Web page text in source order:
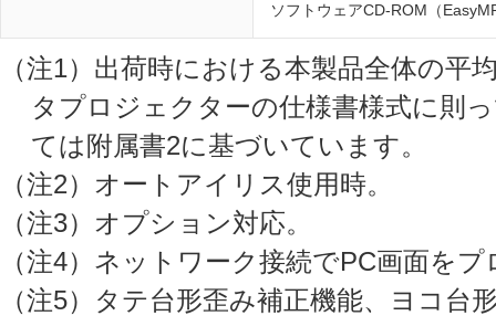
ソフトウェアCD-ROM（
（注1）出荷時における本製品全体の
タプロジェクターの仕様書様式に則
ては附属書2に基づいています。
（注2）オートアイリス使用時。
（注3）オプション対応。
（注4）ネットワーク接続でPC画面を
（注5）タテ台形歪み補正機能、ヨコ